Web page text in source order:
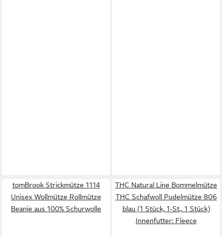
tomBrook Strickmütze 1114
Unisex Wollmütze Rollmütze
Beanie aus 100% Schurwolle
THC Natural Line Bommelmütze
THC Schafwoll Pudelmütze 806
blau (1 Stück, 1-St., 1 Stück)
Innenfutter: Fleece